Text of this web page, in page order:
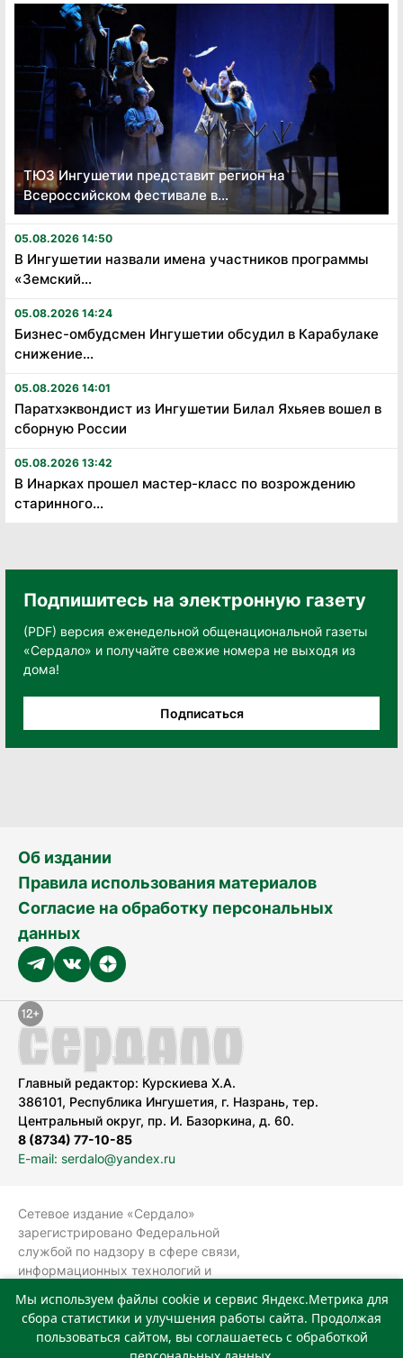
ТЮЗ Ингушетии представит регион на
Всероссийском фестивале в...
05.08.2026 14:50
В Ингушетии назвали имена участников программы
«Земский...
05.08.2026 14:24
Бизнес-омбудсмен Ингушетии обсудил в Карабулаке
снижение...
05.08.2026 14:01
Паратхэквондист из Ингушетии Билал Яхьяев вошел в
сборную России
05.08.2026 13:42
В Инарках прошел мастер-класс по возрождению
старинного...
Подпишитесь на электронную газету
(PDF) версия еженедельной общенациональной газеты
«Сердало» и получайте свежие номера не выходя из
дома!
Подписаться
Об издании
Правила использования материалов
Согласие на обработку персональных
данных
Главный редактор: Курскиева Х.А.
386101, Республика Ингушетия, г. Назрань, тер.
Центральный округ, пр. И. Базоркина, д. 60.
8 (8734) 77-10-85
E-mail: serdalo@yandex.ru
Сетевое издание «Сердало»
зарегистрировано Федеральной
службой по надзору в сфере связи,
информационных технологий и
(Роскомнадзор).
Реестровая запись СМИ: ЭЛ № ФС 77-
78323 от 15.05.2020 г. Учредитель:
Мы используем файлы cookie и сервис Яндекс.Метрика для
сбора статистики и улучшения работы сайта. Продолжая
пользоваться сайтом, вы соглашаетесь с обработкой